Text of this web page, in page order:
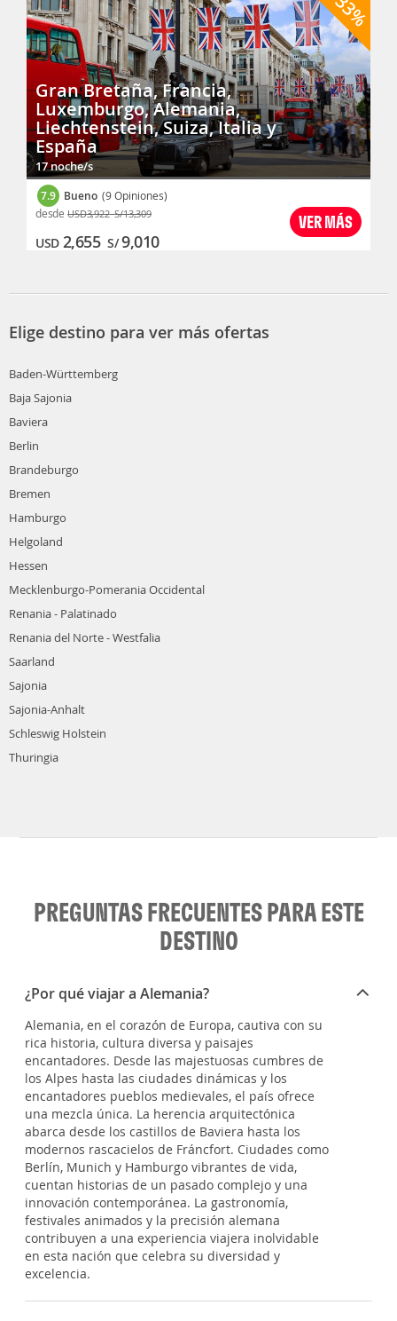
Gran Bretaña, Francia,
Luxemburgo, Alemania,
Liechtenstein, Suiza, Italia y
España
17 noche/s
7.9 Bueno (9 Opiniones)
VER MÁS
desde USD3,922 S/13,309
USD 2,655 S/ 9,010
-33%
Elige destino para ver más ofertas
Baden-Württemberg
Baja Sajonia
Baviera
Berlin
Brandeburgo
Bremen
Hamburgo
Helgoland
Hessen
Mecklenburgo-Pomerania Occidental
Renania - Palatinado
Renania del Norte - Westfalia
Saarland
Sajonia
Sajonia-Anhalt
Schleswig Holstein
Thuringia
PREGUNTAS FRECUENTES PARA ESTE
DESTINO
¿Por qué viajar a Alemania?
Alemania, en el corazón de Europa, cautiva con su
rica historia, cultura diversa y paisajes
encantadores. Desde las majestuosas cumbres de
los Alpes hasta las ciudades dinámicas y los
encantadores pueblos medievales, el país ofrece
una mezcla única. La herencia arquitectónica
abarca desde los castillos de Baviera hasta los
modernos rascacielos de Fráncfort. Ciudades como
Berlín, Munich y Hamburgo vibrantes de vida,
cuentan historias de un pasado complejo y una
innovación contemporánea. La gastronomía,
festivales animados y la precisión alemana
contribuyen a una experiencia viajera inolvidable
en esta nación que celebra su diversidad y
excelencia.